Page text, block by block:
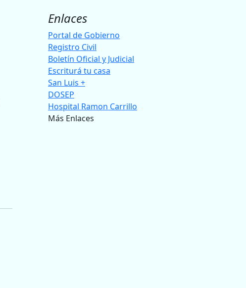
Enlaces
Portal de Gobierno
Registro Civil
Boletín Oficial y Judicial
Escriturá tu casa
San Luis +
DOSEP
Hospital Ramon Carrillo
Más Enlaces